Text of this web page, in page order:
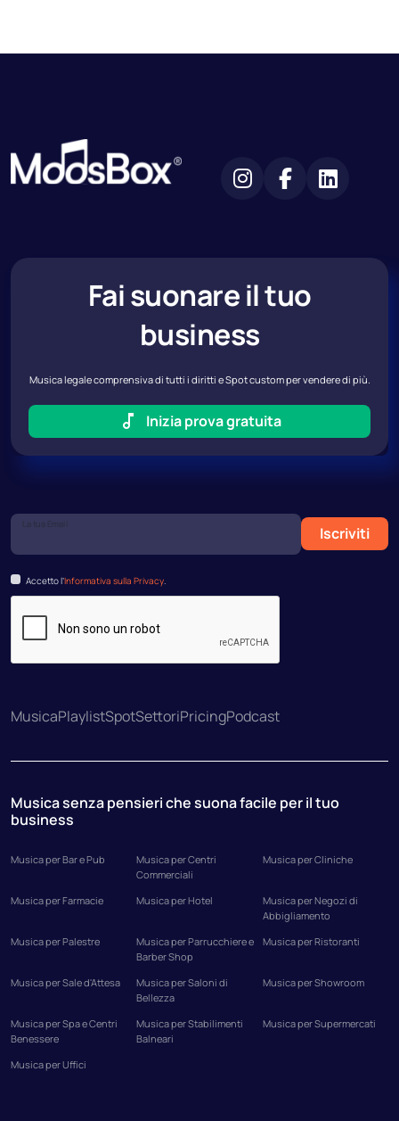
Fai suonare il tuo
business
Musica legale comprensiva di tutti i diritti e Spot custom per vendere di più.
Inizia prova gratuita
La tua Email
Iscriviti
Accetto l’Informativa sulla Privacy.
MusicaPlaylistSpotSettoriPricingPodcast
Musica senza pensieri che suona facile per il tuo
business
Musica per Bar e Pub
Musica per Centri
Commerciali
Musica per Cliniche
Musica per Farmacie Musica per Hotel
Musica per Negozi di
Abbigliamento
Musica per Palestre
Musica per Parrucchiere e
Barber Shop
Musica per Ristoranti
Musica per Sale d'Attesa
Musica per Saloni di
Bellezza
Musica per Showroom
Musica per Spa e Centri
Benessere
Musica per Stabilimenti
Balneari
Musica per Supermercati
Musica per Uffici